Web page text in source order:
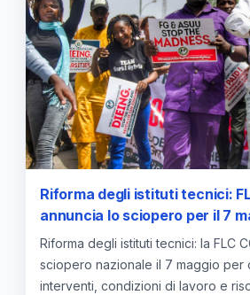
Riforma degli istituti tecnici:
annuncia lo sciopero per il 7
Riforma degli istituti tecnici: la FLC
sciopero nazionale il 7 maggio per
interventi, condizioni di lavoro e